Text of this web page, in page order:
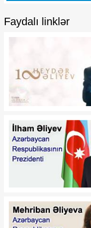
İqtisadi İnkişaf Nazirliyinin
fəaliyyətinin
təkmilləşdirilməsi ilə bağlı
Prezidentinin 2006-cı il 28
dekabr tarixli 504 nömrəli
Fərmanında dəyişikliklər
edilməsi barədə"
Prezidentinin 2014-cü il 20
fevral tarixli 111 nömrəli
Fərmanında dəyişiklik
edilməsi haqqında"
Azərbaycan Respublikası
Prezidentinin 2019-cu il 30
dekabr tarixli 911 nömrəli
edilməsi barədə" 2020-ci il
12 may tarixli 1017
nömrəli fərmanlarında
Faydalı linklər